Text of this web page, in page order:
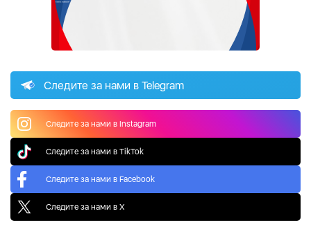
Следите за нами в Telegram
Следите за нами в Instagram
Следите за нами в TikTok
Следите за нами в Facebook
Следите за нами в X